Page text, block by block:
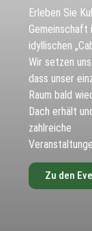
Erleben Sie
Gemeinschaft
idyllischen
Wir setzen
dass unser
Raum bald
Dach erhält
zahlreiche
Zu den